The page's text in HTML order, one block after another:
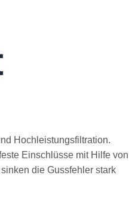
Hochleistungsfiltration.
Einschlüsse mit Hilfe von
die Gussfehler stark